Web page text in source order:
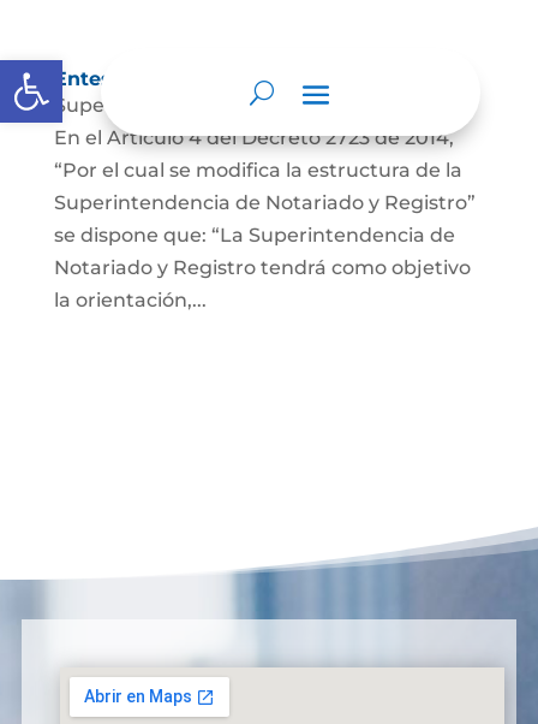
Abrir barra de herramientas
Entes y autoridades que lo vigilan
Superintendencia de Notariado y Registro
En el Artículo 4 del Decreto 2723 de 2014,
“Por el cual se modifica la estructura de la
Superintendencia de Notariado y Registro”
se dispone que: “La Superintendencia de
Notariado y Registro tendrá como objetivo
la orientación,...